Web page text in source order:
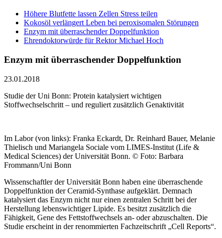
Höhere Blutfette lassen Zellen Stress teilen
Kokosöl verlängert Leben bei peroxisomalen Störungen
Enzym mit überraschender Doppelfunktion
Ehrendoktorwürde für Rektor Michael Hoch
Enzym mit überraschender Doppelfunktion
23.01.2018
Studie der Uni Bonn: Protein katalysiert wichtigen
Stoffwechselschritt – und reguliert zusätzlich Genaktivität
Im Labor (von links): Franka Eckardt, Dr. Reinhard Bauer, Melanie
Thielisch und Mariangela Sociale vom LIMES-Institut (Life &
Medical Sciences) der Universität Bonn. © Foto: Barbara
Frommann/Uni Bonn
Wissenschaftler der Universität Bonn haben eine überraschende
Doppelfunktion der Ceramid-Synthase aufgeklärt. Demnach
katalysiert das Enzym nicht nur einen zentralen Schritt bei der
Herstellung lebenswichtiger Lipide. Es besitzt zusätzlich die
Fähigkeit, Gene des Fettstoffwechsels an- oder abzuschalten. Die
Studie erscheint in der renommierten Fachzeitschrift „Cell Reports“.